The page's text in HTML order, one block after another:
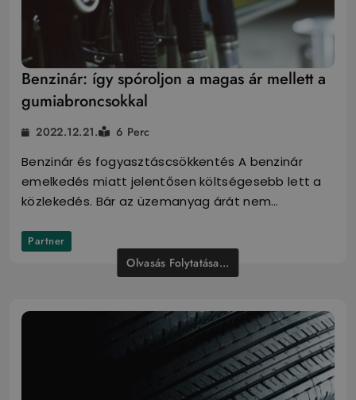
Benzinár: így spóroljon a magas ár mellett a
gumiabroncsokkal
2022.12.21. 6 Perc
Benzinár és fogyasztáscsökkentés A benzinár
emelkedés miatt jelentősen költségesebb lett a
közlekedés. Bár az üzemanyag árát nem…
Partner
Olvasás Folytatása...